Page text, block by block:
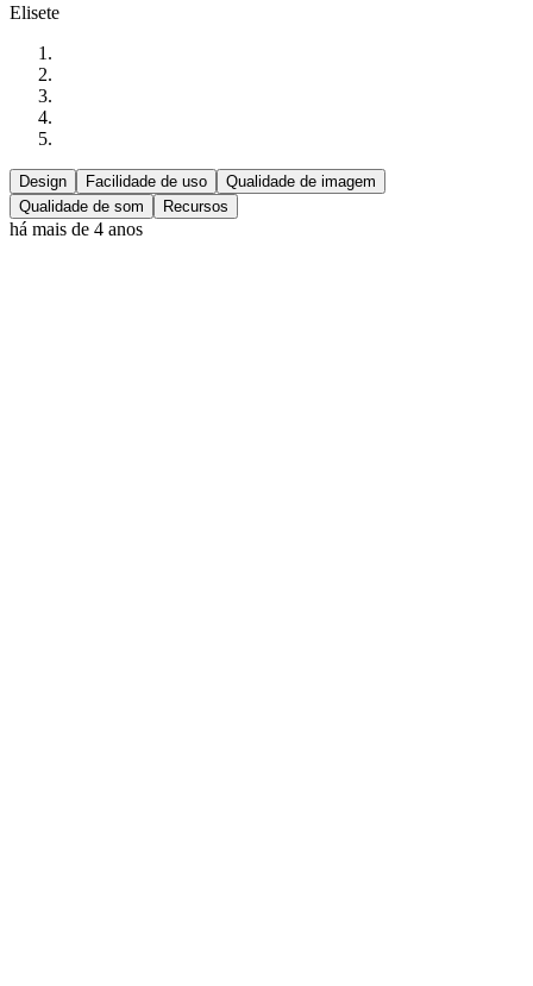
Elisete
Design Facilidade de uso
Qualidade de imagem
Qualidade de som
Recursos
há mais de 4 anos